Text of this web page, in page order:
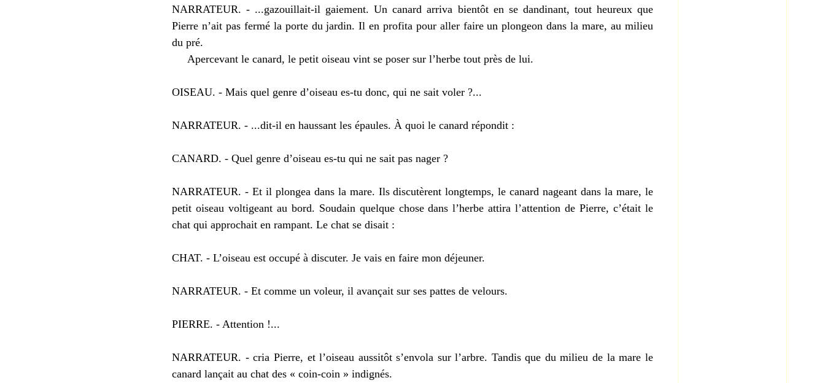
NARRATEUR. - ...gazouillait-il gaiement. Un canard arriva bientôt en se dandinant, tout heureux que
Pierre n’ait pas fermé la porte du jardin. Il en profita pour aller faire un plongeon dans la mare, au milieu
du pré.
Apercevant le canard, le petit oiseau vint se poser sur l’herbe tout près de lui.
OISEAU. - Mais quel genre d’oiseau es-tu donc, qui ne sait voler ?...
NARRATEUR. - ...dit-il en haussant les épaules. À quoi le canard répondit :
CANARD. - Quel genre d’oiseau es-tu qui ne sait pas nager ?
NARRATEUR. - Et il plongea dans la mare. Ils discutèrent longtemps, le canard nageant dans la mare, le
petit oiseau voltigeant au bord. Soudain quelque chose dans l’herbe attira l’attention de Pierre, c’était le
chat qui approchait en rampant. Le chat se disait :
CHAT. - L’oiseau est occupé à discuter. Je vais en faire mon déjeuner.
NARRATEUR. - Et comme un voleur, il avançait sur ses pattes de velours.
PIERRE. - Attention !...
NARRATEUR. - cria Pierre, et l’oiseau aussitôt s’envola sur l’arbre. Tandis que du milieu de la mare le
canard lançait au chat des « coin-coin » indignés.